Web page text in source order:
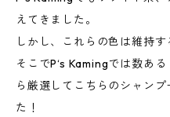
えてきました。
しかし、これらの色は維持す
そこでP‘s Kamingでは数あ
ら厳選してこちらのシャン
た！